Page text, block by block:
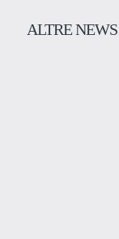
ALTRE NEWS